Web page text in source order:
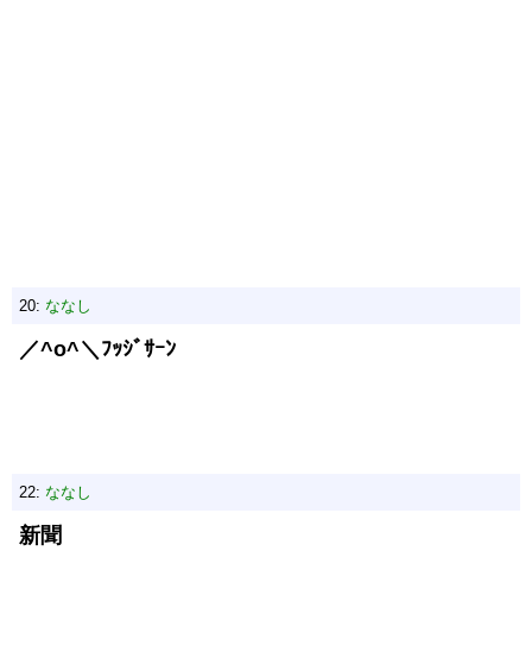
20: ななし
／^o^＼ﾌｯｼﾞｻｰﾝ
22: ななし
新聞